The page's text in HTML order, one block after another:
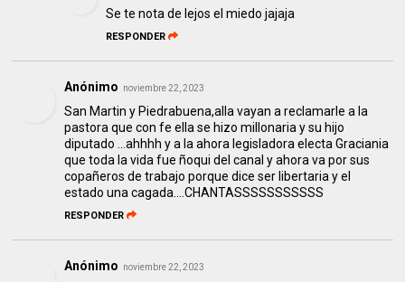
Se te nota de lejos el miedo jajaja
RESPONDER
Anónimo noviembre 22, 2023
San Martin y Piedrabuena,alla vayan a reclamarle a la
pastora que con fe ella se hizo millonaria y su hijo
diputado ...ahhhh y a la ahora legisladora electa Graciania
que toda la vida fue ñoqui del canal y ahora va por sus
copañeros de trabajo porque dice ser libertaria y el
estado una cagada....CHANTASSSSSSSSSSS
RESPONDER
Anónimo noviembre 22, 2023